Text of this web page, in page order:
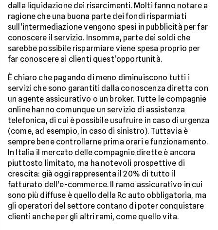
dalla liquidazione dei risarcimenti. Molti fanno notare a
ragione che una buona parte dei fondi risparmiati
sull'intermediazione vengono spesi in pubblicità per far
conoscere il servizio. Insomma, parte dei soldi che
sarebbe possibile risparmiare viene spesa proprio per
far conoscere ai clienti quest'opportunità.
È chiaro che pagando di meno diminuiscono tutti i
servizi che sono garantiti dalla conoscenza diretta con
un agente assicurativo o un broker. Tutte le compagnie
online hanno comunque un servizio di assistenza
telefonica, di cui è possibile usufruire in caso di urgenza
(come, ad esempio, in caso di sinistro). Tuttavia è
sempre bene controllarne prima orari e funzionamento.
In Italia il mercato delle compagnie dirette è ancora
piuttosto limitato, ma ha notevoli prospettive di
crescita: già oggi rappresenta il 20% di tutto il
fatturato dell'e-commerce. Il ramo assicurativo in cui
sono più diffuse è quello della Rc auto obbligatoria, ma
gli operatori del settore contano di poter conquistare
clienti anche per gli altri rami, come quello vita.